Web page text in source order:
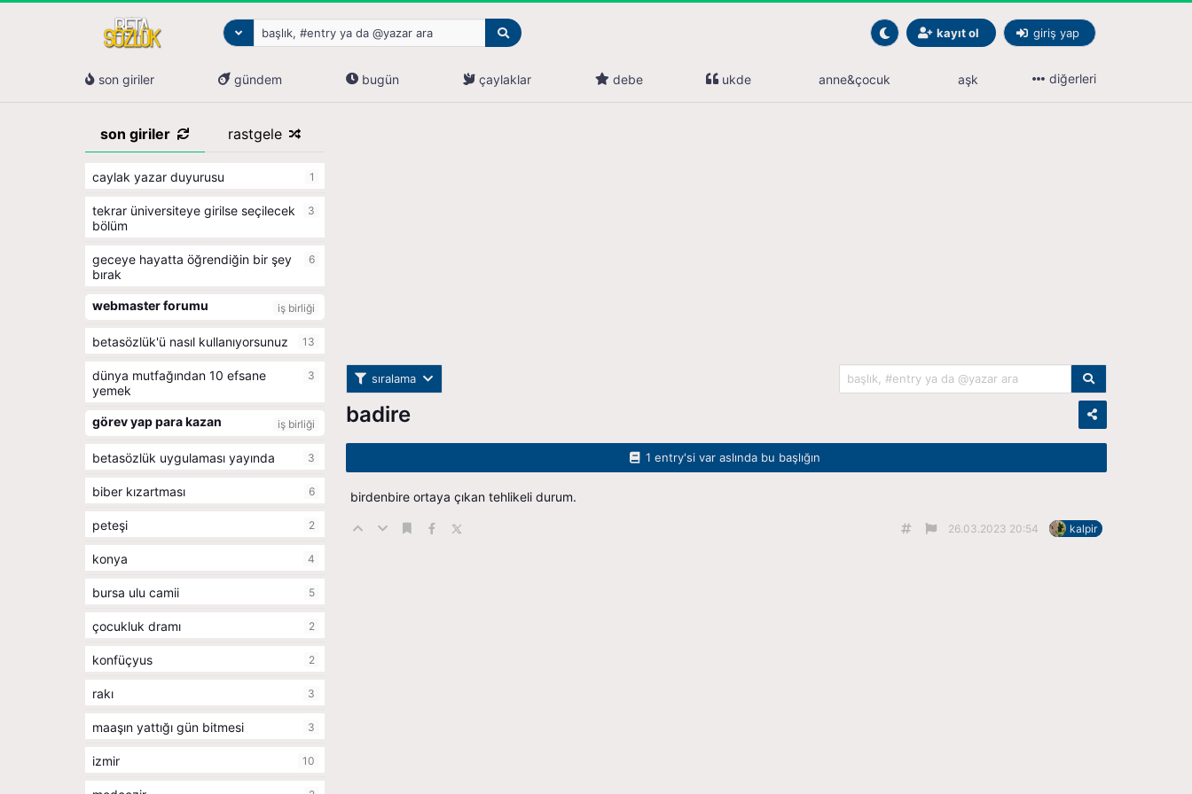
kayıt ol giriş yap
son giriler gündem bugün çaylaklar debe ukde anne&çocuk aşk diğerleri
son giriler rastgele
caylak yazar duyurusu 1
tekrar üniversiteye girilse seçilecek
bölüm
3
geceye hayatta öğrendiğin bir şey
bırak
6
webmaster forumu iş birliği
betasözlük'ü nasıl kullanıyorsunuz 13
dünya mutfağından 10 efsane
yemek
3
görev yap para kazan iş birliği
betasözlük uygulaması yayında 3
biber kızartması 6
peteşi 2
konya 4
bursa ulu camii 5
çocukluk dramı 2
konfüçyus 2
rakı 3
maaşın yattığı gün bitmesi 3
izmir 10
sıralama
badire
1 entry'si var aslında bu başlığın
birdenbire ortaya çıkan tehlikeli durum.
26.03.2023 20:54 kalpir